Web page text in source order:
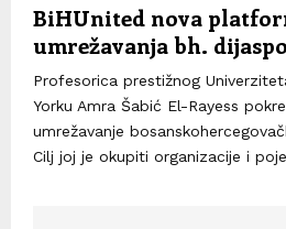
BiHUnited nova
umrežavanja bh.
Profesorica prestižnog
Yorku Amra Šabić El-Rayess
umrežavanje
Cilj joj je okupiti organizacije i